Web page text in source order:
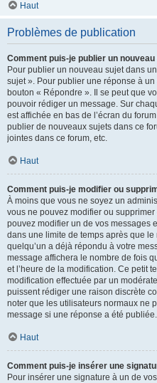
Haut
Problèmes de publication
Comment puis-je publier un
Pour publier un nouveau sujet dans
sujet ». Pour publier une réponse à
bouton « Répondre ». Il se peut que
pouvoir rédiger un message. Sur
est affichée en bas de l’écran du
publier de nouveaux sujets dans ce
jointes dans ce forum, etc.
Haut
Comment puis-je modifier ou
À moins que vous ne soyez un
vous ne pouvez modifier ou
pouvez modifier un de vos messages
dans une limite de temps après que
quelqu’un a déjà répondu à votre
message affichera le nombre de fois
et l’heure de la modification. Ce petit
modification effectuée par un
puissent rédiger une raison discrète
noter que les utilisateurs normaux ne
message si une réponse a été publiée.
Haut
Comment puis-je insérer une
Pour insérer une signature à un de